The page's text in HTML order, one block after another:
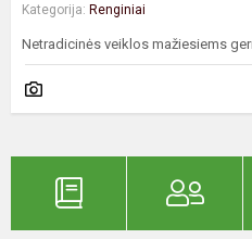
Kategorija: Renginiai
Netradicinės veiklos mažiesiems